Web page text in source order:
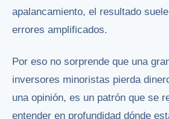
apalancamiento, el resultado
errores amplificados.
Por eso no sorprende que una
inversores minoristas pierda
una opinión, es un patrón que se
entender en profundidad dónde